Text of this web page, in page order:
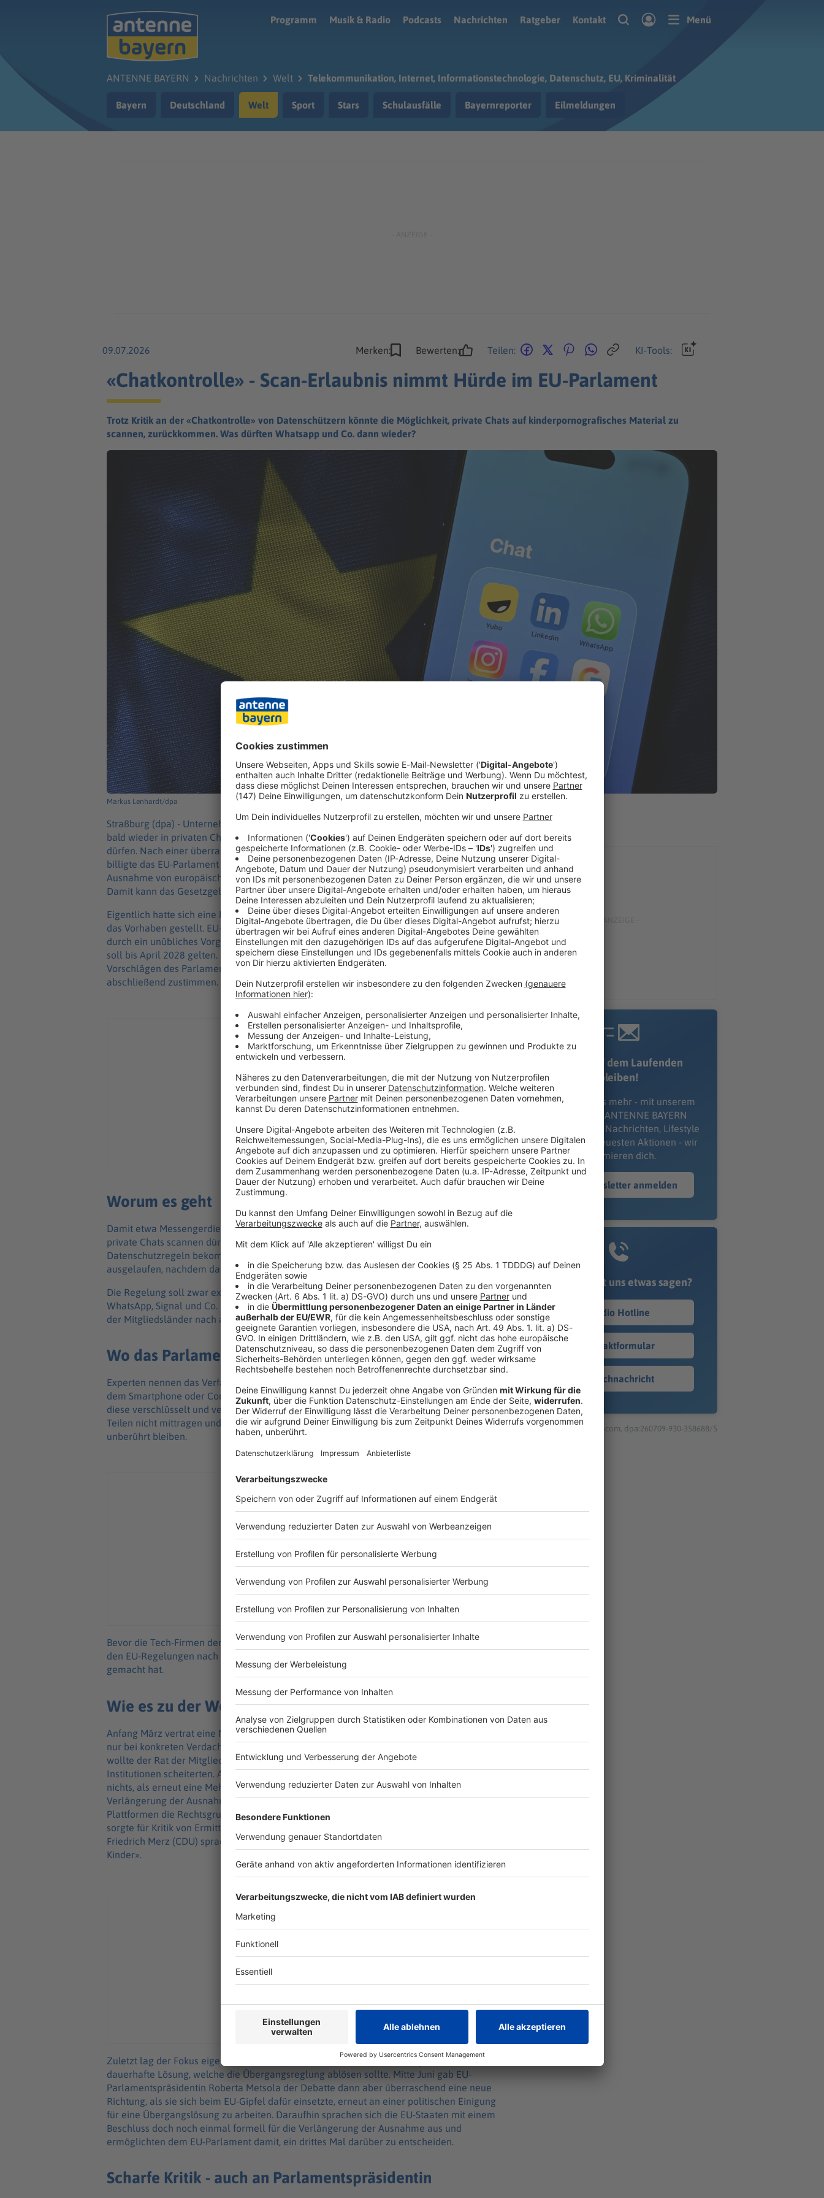
Programm
Musik & Radio Podcasts Nachrichten Ratgeber Kontakt Menü
ANTENNE BAYERN Nachrichten Welt Telekommunikation, Internet, Informationstechnologie, Datenschutz, EU, Kriminalität
Bayern Deutschland Welt Sport Stars Schulausfälle Bayernreporter Eilmeldungen
09.07.2026 Merken: Bewerten: Teilen: KI-Tools:
«Chatkontrolle» - Scan-Erlaubnis nimmt Hürde im EU-Parlament
Trotz Kritik an der «Chatkontrolle» von Datenschützern könnte die Möglichkeit, private Chats auf kinderpornografisches Material zu
scannen, zurückkommen. Was dürften Whatsapp und Co. dann wieder?
Markus Lenhardt/dpa
Straßburg (dpa) - Unternehmen wie Whatsapp, Microsoft, Google und Co. könnten schon
bald wieder in privaten Chats nach Hinweisen auf sexuellen Kindesmissbrauch suchen
dürfen. Nach einer überraschenden Wende in der Debatte um die sogenannte Chatkontrolle
billigte das EU-Parlament in einer chaotischen Abstimmung grundsätzlich eine befristete
Ausnahme von europäischen Datenschutzregeln, verlangte aber Änderungen am Vorschlag.
Damit kann das Gesetzgebungsverfahren weitergehen.
Eigentlich hatte sich eine Mehrheit der Abgeordneten vor über drei Monaten bereits gegen
das Vorhaben gestellt. EU-Parlamentspräsidentin Roberta Metsola brachte das Thema
durch ein unübliches Vorgehen aber wieder zurück auf die Agenda. Die Übergangsregelung
soll bis April 2028 gelten. Bevor sie in Kraft treten kann, muss die EU-Kommission zu den
Vorschlägen des Parlaments Stellung beziehen und der Rat der Mitgliedsländer
abschließend zustimmen.
Worum es geht
Damit etwa Messengerdienste zur Bekämpfung von Kinderpornografie auf ihrer Plattform
private Chats scannen dürfen, sollen sie eine spezielle Ausnahme von den strengen EU-
Datenschutzregeln bekommen. Die ist grundsätzlich nicht neu, war aber im April
ausgelaufen, nachdem das Europaparlament sie nicht unverändert verlängern wollte.
Die Regelung soll zwar explizit kein Aufbrechen der Ende-zu-Ende-Verschlüsselung, die bei
WhatsApp, Signal und Co. mittlerweile Standard ist, ermöglichen. Sie erlaubt dem Vorschlag
der Mitgliedsländer nach aber automatisierte Scans auf den Endgeräten.
Wo das Parlament Änderungen will
Experten nennen das Verfahren «Client-Side Scanning». Dabei überprüft eine Software auf
dem Smartphone oder Computer den Inhalt von Nachrichten, Fotos und Videos direkt, bevor
diese verschlüsselt und verschickt werden. Genau das will das EU-Parlament in großen
Teilen nicht mittragen und verlangt, dass auch Inhalte, die noch verschlüsselt werden sollen,
unberührt bleiben.
Bevor die Tech-Firmen den Behörden ihre Verdachtsfälle weiterleiten, muss ein Mensch sie
den EU-Regelungen nach verifizieren - also ausschließen, dass das Programm einen Fehler
gemacht hat.
Wie es zu der Wende kam
Anfang März vertrat eine Mehrheit der Europaabgeordneten noch die Position, dass etwa
nur bei konkreten Verdachtsfällen Kontrollen möglich sein sollten. Solchen Einschränkungen
wollte der Rat der Mitgliedsländer aber bisher nicht zustimmen - Verhandlungen beider
Institutionen scheiterten. An der Haltung des Parlaments änderte sich auch Ende März
nichts, als erneut eine Mehrheit der Abgeordneten gegen eine bedingungslose
Verlängerung der Ausnahmeregelung stimmte. Dass sie daraufhin auslief und den Online-
Plattformen die Rechtsgrundlage für die Suche nach kinderpornografischem Material fehlte,
sorgte für Kritik von Ermittlern, manchen Kinderschützern und Politikern. Bundeskanzler
Friedrich Merz (CDU) sprach von einem schweren «Rückschlag für den Schutz unserer
Kinder».
Zuletzt lag der Fokus eigentlich auf den parallel laufenden Verhandlungen über eine
dauerhafte Lösung, welche die Übergangsreglung ablösen sollte. Mitte Juni gab EU-
Parlamentspräsidentin Roberta Metsola der Debatte dann aber überraschend eine neue
Richtung, als sie sich beim EU-Gipfel dafür einsetzte, erneut an einer politischen Einigung
für eine Übergangslösung zu arbeiten. Daraufhin sprachen sich die EU-Staaten mit einem
Beschluss doch noch einmal formell für die Verlängerung der Ausnahme aus und
ermöglichten dem EU-Parlament damit, ein drittes Mal darüber zu entscheiden.
Scharfe Kritik - auch an Parlamentspräsidentin
Immer auf dem Laufenden
bleiben!
Verpass' nichts mehr - mit unserem
kostenlosen ANTENNE BAYERN
Newsletter. Ob Nachrichten, Lifestyle
oder unsere neuesten Aktionen - wir
informieren dich.
Zum Newsletter anmelden
Du möchtest uns etwas sagen?
Studio Hotline
Kontaktformular
Sprachnachricht
© dpa-infocom, dpa:260709-930-358688/5